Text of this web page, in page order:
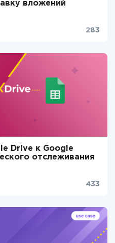
вложений
283
Drive к Google
отслеживания
433